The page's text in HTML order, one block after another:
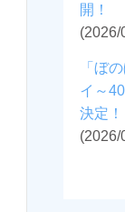
開！
(2026/
「ぼ
イ～
決定！
(2026/